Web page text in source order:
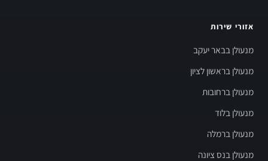
אזורי שירות
מנעולן בבאר יעקב
מנעולן בראשון לציון
מנעולן ברחובות
מנעולן בלוד
מנעולן ברמלה
מנעולן בנס ציונה